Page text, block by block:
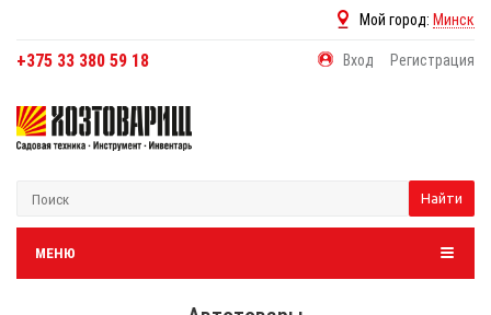
Мой город: Минск
+375 33 380 59 18 Вход Регистрация
Найти
МЕНЮ